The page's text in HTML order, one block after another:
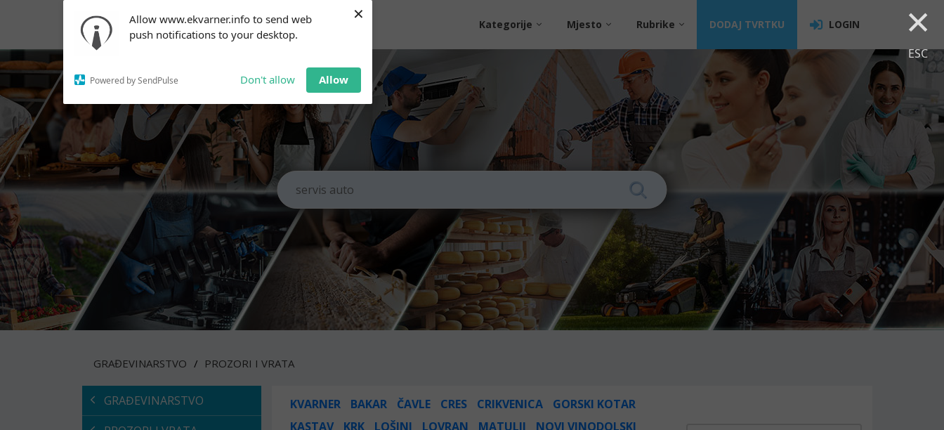
Allow www.ekvarner.info to send web
push notifications to your desktop.
Powered by SendPulse Don't allow Allow
× ×
ESC
notifications!
To enable permission prompts, click
on the notification icon
Kategorije Mjesto Rubrike DODAJ TVRTKU LOGIN
GRAĐEVINARSTVO PROZORI I VRATA
GRAĐEVINARSTVO
KVARNER BAKAR ČAVLE CRES CRIKVENICA
GORSKI KOTAR
KASTAV
KRK LOŠINJ LOVRAN MATULJI
NOVI VINODOLSKI